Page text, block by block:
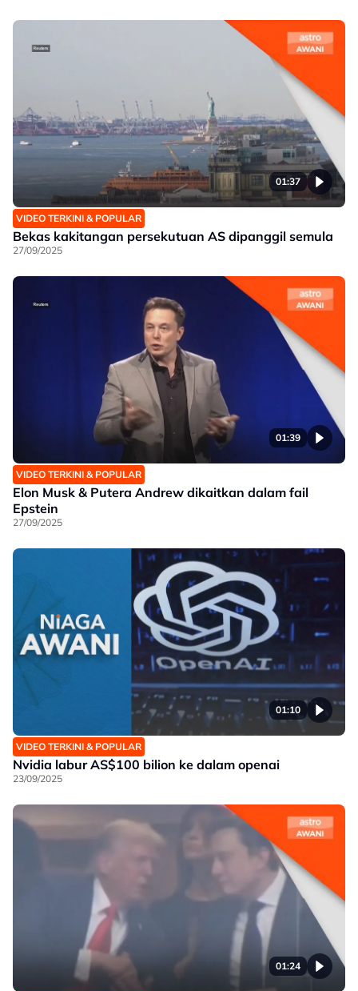
01:37
VIDEO TERKINI & POPULAR
Bekas kakitangan persekutuan AS dipanggil semula
27/09/2025
01:39
VIDEO TERKINI & POPULAR
Elon Musk & Putera Andrew dikaitkan dalam fail
Epstein
27/09/2025
01:10
VIDEO TERKINI & POPULAR
Nvidia labur AS$100 bilion ke dalam openai
23/09/2025
01:24